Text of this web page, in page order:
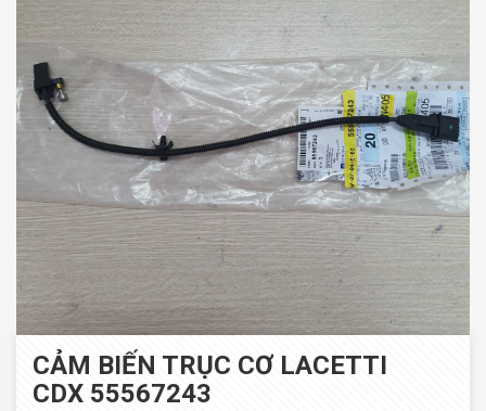
CẢM BIẾN TRỤC CƠ LACETTI
CDX 55567243